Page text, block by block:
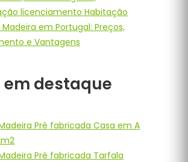
licenciamento Habitação
em Portugal: Preços,
e Vantagens
em destaque
Pré fabricada Casa em A
Pré fabricada Tarfala